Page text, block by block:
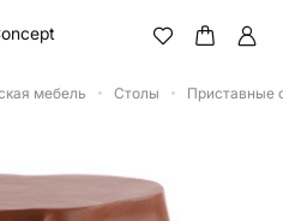
мебель Столы Приставные